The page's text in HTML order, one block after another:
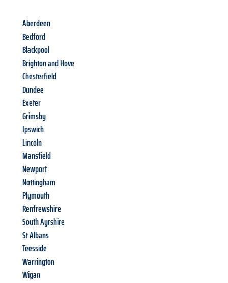
Aberdeen
Bedford
Blackpool
Brighton and Hove
Chesterfield
Dundee
Exeter
Grimsby
Ipswich
Lincoln
Mansfield
Newport
Nottingham
Plymouth
Renfrewshire
South Ayrshire
St Albans
Teesside
Warrington
Wigan